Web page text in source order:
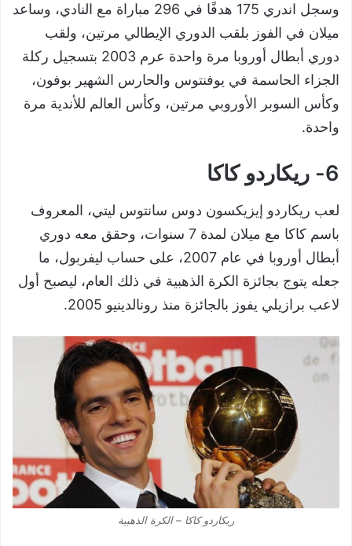
وسجل اندري 175 هدفًا في 296 مباراة مع النادي، وساعد
ميلان في الفوز بلقب الدوري الإيطالي مرتين، ولقب
دوري أبطال أوروبا مرة واحدة عرم 2003 بتسجيل ركلة
الجزاء الحاسمة في يوفنتوس والحارس الشهير بوفون،
وكأس السوبر الأوروبي مرتين، وكأس العالم للأندية مرة
واحدة.
6- ريكاردو كاكا
لعب ريكاردو إيزيكسون دوس سانتوس ليتي، المعروف
باسم كاكا مع ميلان لمدة 7 سنوات، وحقق معه دوري
أبطال أوروبا في عام 2007، على حساب ليفربول، ما
جعله يتوج بجائزة الكرة الذهبية في ذلك العام، ليصبح أول
لاعب برازيلي يفوز بالجائزة منذ رونالدينيو 2005.
ريكاردو كاكا – الكرة الذهبية